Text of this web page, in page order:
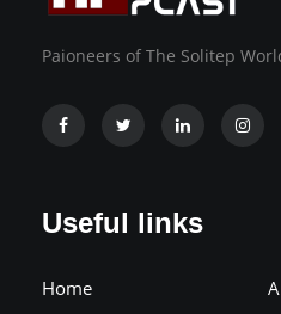
Paioneers of The Solitep
Useful links
Home